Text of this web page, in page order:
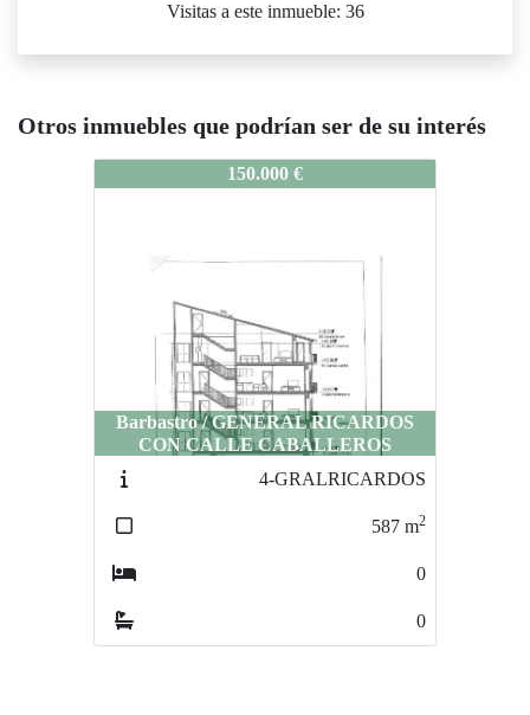
Visitas a este inmueble: 36
Otros inmuebles que podrían ser de su interés
5-CASAEJÉRCITOESPAÑOL
150.000 €
Barbastro / GENERAL RICARDOS
CON CALLE CABALLEROS
4-GRALRICARDOS
587 m2
0
0